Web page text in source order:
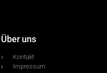
Über uns
Kontakt
Impressum